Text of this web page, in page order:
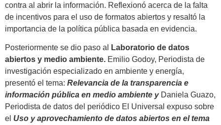
contra al abrir la información. Reflexionó acerca de la falta
de incentivos para el uso de formatos abiertos y resaltó la
importancia de la política pública basada en evidencia.
Posteriormente se dio paso al
Laboratorio de datos
abiertos y medio ambiente. Emilio Godoy, Periodista de
investigación especializado en ambiente y energía,
presentó el tema: Relevancia de la transparencia e
información pública en medio ambiente y Daniela Guazo,
Periodista de datos del periódico El Universal expuso sobre
el Uso y aprovechamiento de datos abiertos en el tema